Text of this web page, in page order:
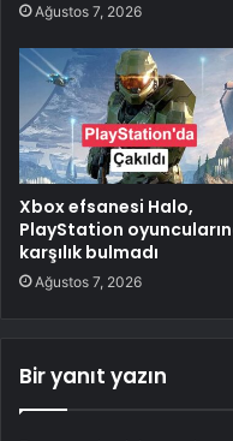
Ağustos 7, 2026
Xbox efsanesi Halo,
PlayStation
karşılık bulmadı
Ağustos 7, 2026
Bir yanıt yazın